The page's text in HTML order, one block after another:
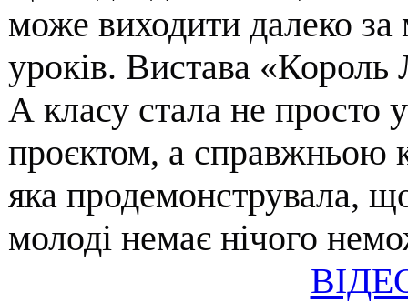
може виходити далеко
уроків. Вистава «Король
А класу стала не просто
проєктом, а справжньою
яка продемонструвала,
молоді немає нічого